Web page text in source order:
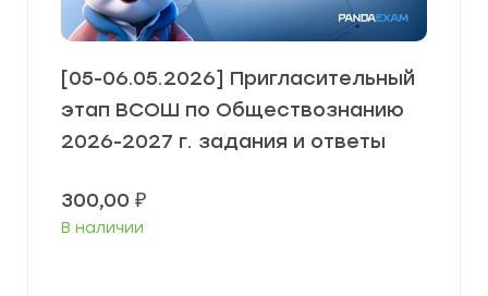
[05-06.05.2026] Пригласительный
этап ВСОШ по Обществознанию
2026-2027 г. задания и ответы
300,00 ₽
В наличии